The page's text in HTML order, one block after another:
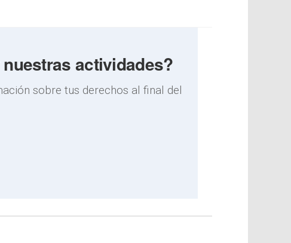
actividades?
sobre tus derechos al final del